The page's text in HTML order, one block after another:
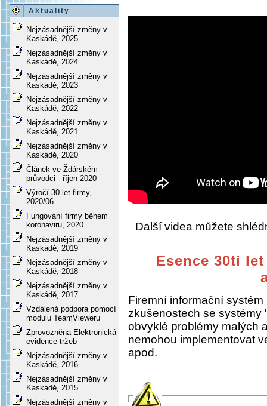
Aktuality
Nejzásadnější změny v
Kaskádě, 2025
Nejzásadnější změny v
Kaskádě, 2024
Nejzásadnější změny v
Kaskádě, 2023
Nejzásadnější změny v
Kaskádě, 2022
Nejzásadnější změny v
Kaskádě, 2021
Nejzásadnější změny v
Kaskádě, 2020
Článek ve Ždárském
průvodci - říjen 2020
Výročí 30 let firmy,
2020/06
Fungování firmy během
koronaviru, 2020
Nejzásadnější změny v
Kaskádě, 2019
Nejzásadnější změny v
Kaskádě, 2018
Nejzásadnější změny v
Kaskádě, 2017
Vzdálená podpora pomocí
modulu TeamVieweru
Zprovozněna Elektronická
evidence tržeb
Nejzásadnější změny v
Kaskádě, 2016
Nejzásadnější změny v
Kaskádě, 2015
Nejzásadnější změny v
Další videa můžete
Esence 30ti
Firemní informační
zkušenostech se systémy
obvyklé problémy malých
nemohou implementovat
apod.